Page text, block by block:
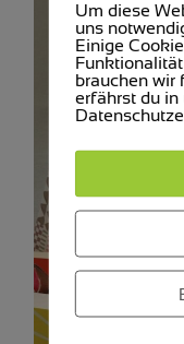
Um diese
uns
Einige
brauchen wir
erfährst du in